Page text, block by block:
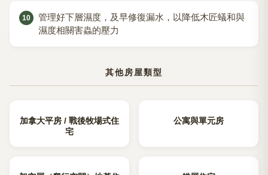
管理好下層濕度，及早修復漏水，以降低木匠蟻和與
濕度相關害蟲的壓力
其他房屋類型
加拿大平房 / 戰後牧場式住
宅
公寓與單元房